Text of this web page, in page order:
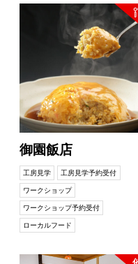
御園飯店
工房見学 工房見学予約受付
ワークショップ
ワークショップ予約受付
ローカルフード